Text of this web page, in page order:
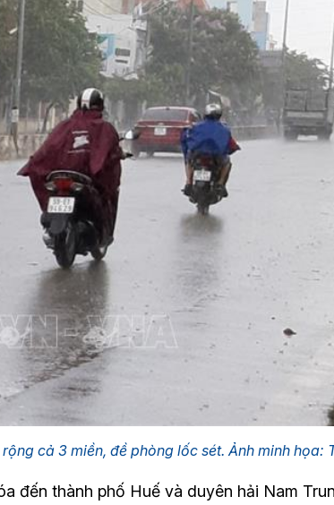
cả 3 miền, đề phòng lốc sét. Ảnh minh họa:
đến thành phố Huế và duyên hải Nam